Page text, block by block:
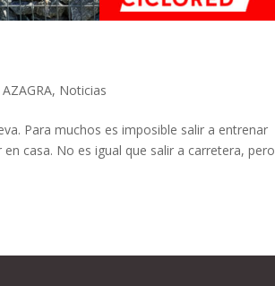
, Noticias
Para muchos es imposible salir a entrenar
casa. No es igual que salir a carretera, pero